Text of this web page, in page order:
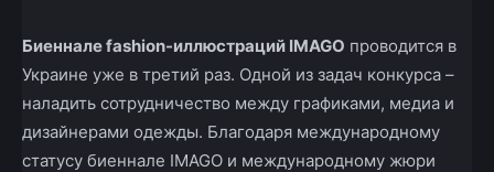
Биеннале fashion-иллюстраций IMAGO проводится в
Украине уже в третий раз. Одной из задач конкурса –
наладить сотрудничество между графиками, медиа и
дизайнерами одежды. Благодаря международному
статусу биеннале IMAGO и международному жюри